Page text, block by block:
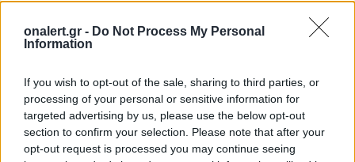
onalert.gr - Do Not Process My Personal
Information
If you wish to opt-out of the sale, sharing to third parties, or
processing of your personal or sensitive information for
targeted advertising by us, please use the below opt-out
section to confirm your selection. Please note that after your
opt-out request is processed you may continue seeing
Αραβία: Κάθε μήνα
επαναξιολογείται η
Μήνυμα της Αθήνας στο
Ριάντ
Αιγαίο: Πέντε
και επτά